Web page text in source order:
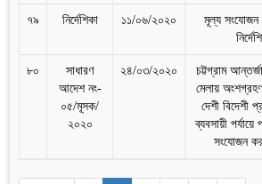
৭৯ নির্দেশিকা ১১/০৬/২০২০
মূল্য সংযোজন
৮০
সাধারণ
আদেশ নং-
০৫/মূসক/
২০২০
২৪/০৩/২০২০
চট্টগ্রাম
মেলায়
দেশী বিদেশী
ব্যবসায়ী
সংযোজন